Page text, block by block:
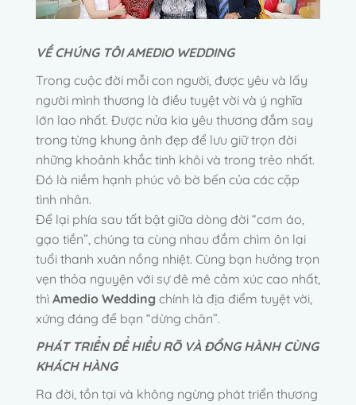
VỀ CHÚNG TÔI AMEDIO WEDDING
Trong cuộc đời mỗi con người, được yêu và lấy
người mình thương là điều tuyệt vời và ý nghĩa
lớn lao nhất. Được nửa kia yêu thương đắm say
trong từng khung ảnh đẹp để lưu giữ trọn đời
những khoảnh khắc tinh khôi và trong trẻo nhất.
Đó là niềm hạnh phúc vô bờ bến của các cặp
tình nhân.
Để lại phía sau tất bật giữa dòng đời “cơm áo,
gạo tiền”, chúng ta cùng nhau đắm chìm ôn lại
tuổi thanh xuân nồng nhiệt. Cùng bạn hưởng trọn
vẹn thỏa nguyện với sự đê mê cảm xúc cao nhất,
thì Amedio Wedding chính là địa điểm tuyệt vời,
xứng đáng để bạn “dừng chân”.
PHÁT TRIỂN ĐỂ HIỂU RÕ VÀ ĐỒNG HÀNH CÙNG
KHÁCH HÀNG
Ra đời, tồn tại và không ngừng phát triển thương